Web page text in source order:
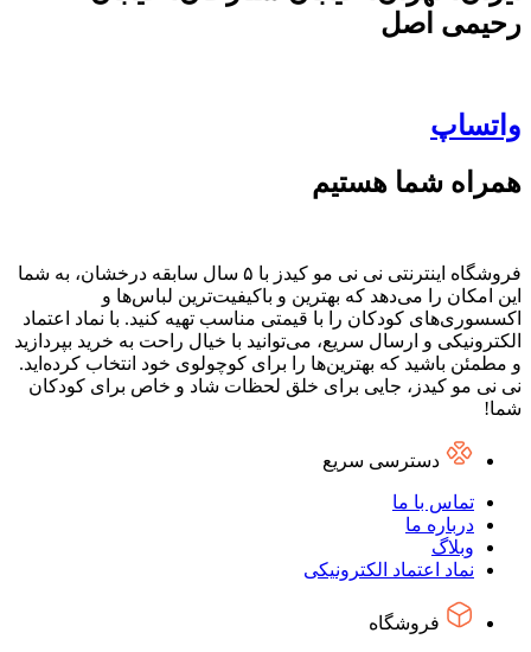
رحیمی اصل
واتساپ
همراه شما هستیم
فروشگاه اینترنتی نی نی مو کیدز با ۵ سال سابقه درخشان، به شما
این امکان را می‌دهد که بهترین و باکیفیت‌ترین لباس‌ها و
اکسسوری‌های کودکان را با قیمتی مناسب تهیه کنید. با نماد اعتماد
الکترونیکی و ارسال سریع، می‌توانید با خیال راحت به خرید بپردازید
و مطمئن باشید که بهترین‌ها را برای کوچولوی خود انتخاب کرده‌اید.
نی نی مو کیدز، جایی برای خلق لحظات شاد و خاص برای کودکان
شما!
دسترسی سریع
تماس با ما
درباره ما
وبلاگ
نماد اعتماد الکترونیکی
فروشگاه